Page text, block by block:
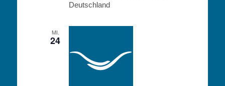
Deutschland
MI.
24